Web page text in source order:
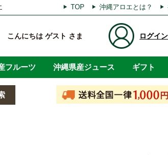
TOP 沖縄アロエとは？
こんにちは ゲスト さま ログイン
フルーツ 沖縄県産ジュース ギフト